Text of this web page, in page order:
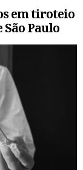
em tiroteio
São Paulo